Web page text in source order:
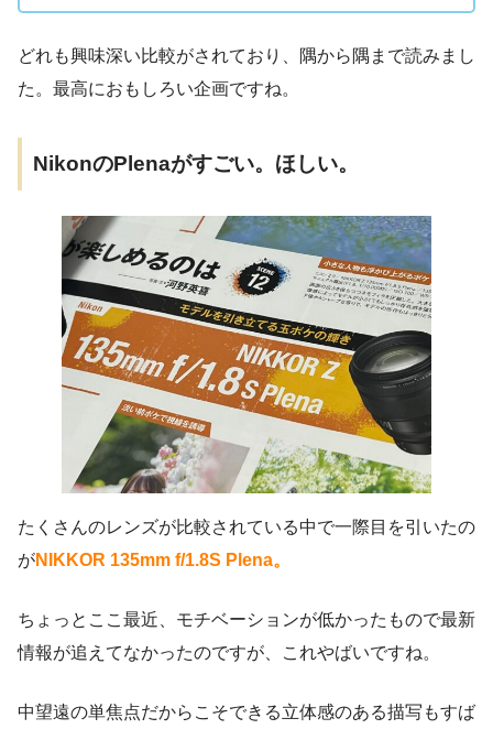
どれも興味深い比較がされており、隅から隅まで読みまし
た。最高におもしろい企画ですね。
NikonのPlenaがすごい。ほしい。
たくさんのレンズが比較されている中で一際目を引いたの
がNIKKOR 135mm f/1.8S Plena。
ちょっとここ最近、モチベーションが低かったもので最新
情報が追えてなかったのですが、これやばいですね。
中望遠の単焦点だからこそできる立体感のある描写もすば